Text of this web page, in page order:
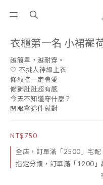
衣櫃第一名 小裙襬
越簡單，越耐穿。
🤍 不挑人神級上衣
條紋控一定會愛
修飾肚肚超有感
今天不知道穿什麼？
閉眼拿這件就對
NT$750
全店，訂單滿「2500」宅配
指定分類，訂單滿「1200」